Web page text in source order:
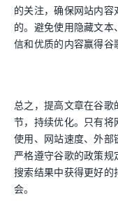
的关注，确保网站内
的。避免使用隐藏文本
信和优质的内容赢得谷
总之，提高文章在谷
节，持续优化。只有将
使用、网站速度、外部
严格遵守谷歌的政策
搜索结果中获得更好的
会。